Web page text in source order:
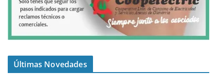
Últimas Novedades